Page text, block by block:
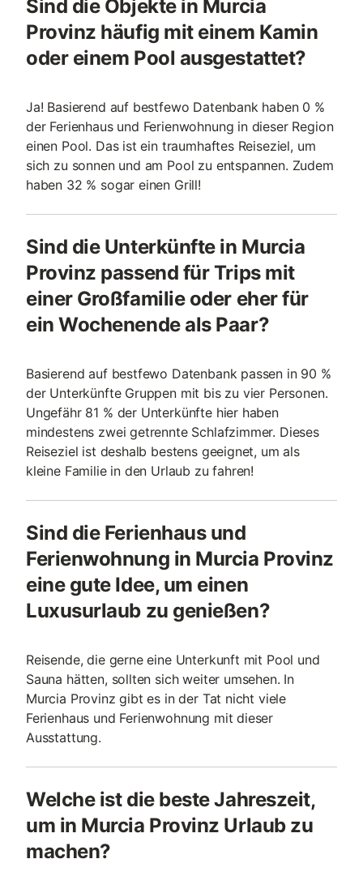
Sind die Objekte in Murcia
Provinz häufig mit einem Kamin
oder einem Pool ausgestattet?
Ja! Basierend auf bestfewo Datenbank haben 0 %
der Ferienhaus und Ferienwohnung in dieser Region
einen Pool. Das ist ein traumhaftes Reiseziel, um
sich zu sonnen und am Pool zu entspannen. Zudem
haben 32 % sogar einen Grill!
Sind die Unterkünfte in Murcia
Provinz passend für Trips mit
einer Großfamilie oder eher für
ein Wochenende als Paar?
Basierend auf bestfewo Datenbank passen in 90 %
der Unterkünfte Gruppen mit bis zu vier Personen.
Ungefähr 81 % der Unterkünfte hier haben
mindestens zwei getrennte Schlafzimmer. Dieses
Reiseziel ist deshalb bestens geeignet, um als
kleine Familie in den Urlaub zu fahren!
Sind die Ferienhaus und
Ferienwohnung in Murcia Provinz
eine gute Idee, um einen
Luxusurlaub zu genießen?
Reisende, die gerne eine Unterkunft mit Pool und
Sauna hätten, sollten sich weiter umsehen. In
Murcia Provinz gibt es in der Tat nicht viele
Ferienhaus und Ferienwohnung mit dieser
Ausstattung.
Welche ist die beste Jahreszeit,
um in Murcia Provinz Urlaub zu
machen?